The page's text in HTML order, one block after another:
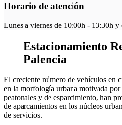
Horario de atención
Lunes a viernes de 10:00h - 13:30h y
Estacionamiento
Palencia
El creciente número de vehículos en
en la morfología urbana motivada por
peatonales y de esparcimiento, han
de aparcamientos en los núcleos
de servicios.